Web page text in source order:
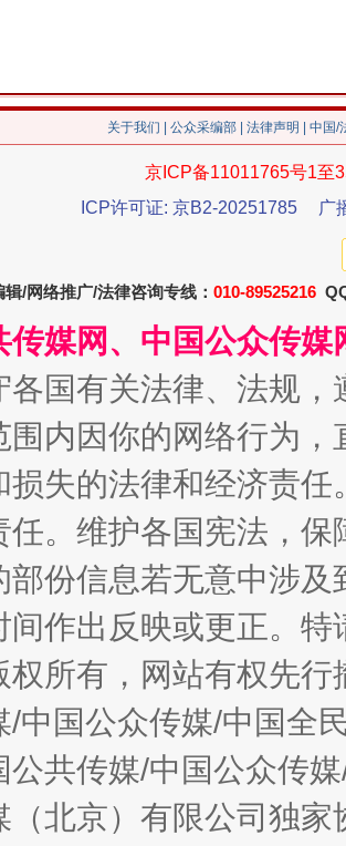
今
的博鳌关键词
魏明亮
贴”乱象丛生
生
关于我们 公众采编部 法律声明 | 中国
京ICP备11011765号1至
ICP许可证: 京B2-20251785
广
辑/网络推广/法律咨询专线： 010-89525216
传媒网、中国公众传
各国有关法律、法规
围内因你的网络行为
损失的法律和经济责
任。维护各国宪法，
部份信息若无意中涉
间作出反映或更正。
权所有，网站有权先
/中国公众传媒/中国全
公共传媒/中国公众传
（北京）有限公司独